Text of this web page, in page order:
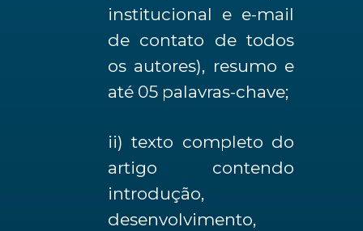
institucional e e-mail
de contato de todos
os autores), resumo e
até 05 palavras-chave;
ii) texto completo do
artigo contendo
introdução,
desenvolvimento,